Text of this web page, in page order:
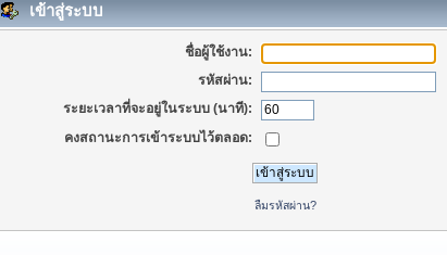
เข้าสู่ระบบ
ชื่อผู้ใช้งาน:
รหัสผ่าน:
ระยะเวลาที่จะอยู่ในระบบ (นาที):
คงสถานะการเข้าระบบไว้ตลอด:
ลืมรหัสผ่าน?